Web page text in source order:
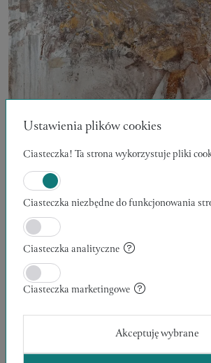
100 x 100 x 2 cm
Agata Karaś
MALARSTWO
Ustawienia plików cookies
Ciasteczka! Ta strona wykorzystuje pliki
Ciasteczka niezbędne do funkcjonowania
Ciasteczka analityczne
Ciasteczka marketingowe
Akceptuję wybrane